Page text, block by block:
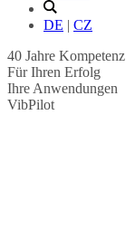
DE | CZ
40 Jahre Kompetenz
Für Ihren Erfolg
Ihre Anwendungen
VibPilot